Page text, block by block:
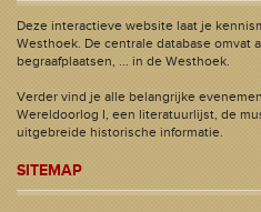
Deze interactieve website laat je
Westhoek. De centrale database omvat
begraafplaatsen, ... in de Westhoek.
Verder vind je alle belangrijke
Wereldoorlog I, een literatuurlijst, de
uitgebreide historische informatie.
SITEMAP